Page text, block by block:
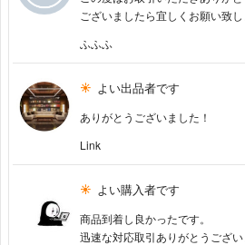
ございましたら宜しくお願い致し
ふふふ
よい出品者です
ありがとうございました！
Link
よい購入者です
商品到着し良かったです。
迅速な対応取引ありがとうござい